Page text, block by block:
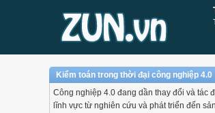
Kiểm toán trong thời đại công nghiệp 4.0
Công nghiệp 4.0 đang dần thay đổi và tác
lĩnh vực từ nghiên cứu và phát triển đến